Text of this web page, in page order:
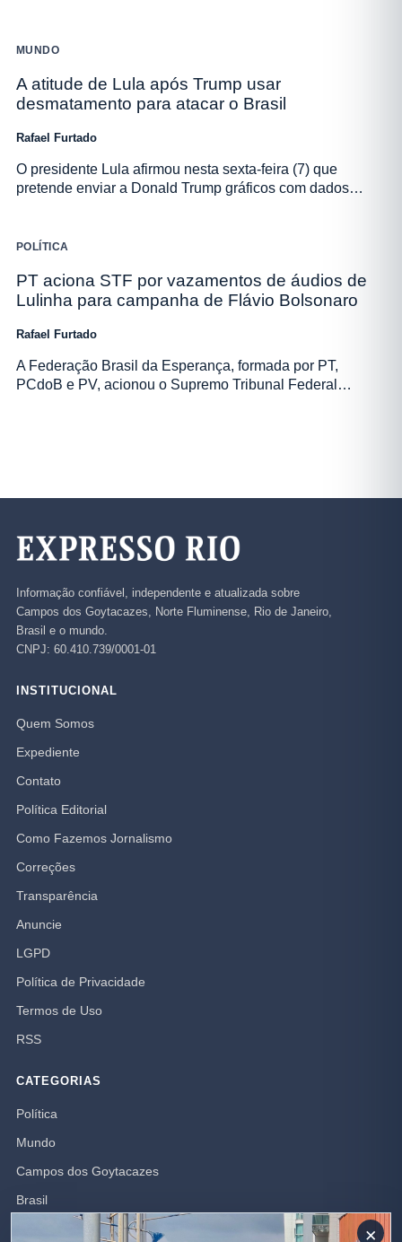
MUNDO
A atitude de Lula após Trump usar
desmatamento para atacar o Brasil
Rafael Furtado
O presidente Lula afirmou nesta sexta-feira (7) que
pretende enviar a Donald Trump gráficos com dados…
POLÍTICA
PT aciona STF por vazamentos de áudios de
Lulinha para campanha de Flávio Bolsonaro
Rafael Furtado
A Federação Brasil da Esperança, formada por PT,
PCdoB e PV, acionou o Supremo Tribunal Federal…
Informação confiável, independente e atualizada sobre
Campos dos Goytacazes, Norte Fluminense, Rio de Janeiro,
Brasil e o mundo.
CNPJ: 60.410.739/0001-01
INSTITUCIONAL
Quem Somos
Expediente
Contato
Política Editorial
Como Fazemos Jornalismo
Correções
Transparência
Anuncie
LGPD
Política de Privacidade
Termos de Uso
RSS
CATEGORIAS
Política
Mundo
Campos dos Goytacazes
Brasil
×